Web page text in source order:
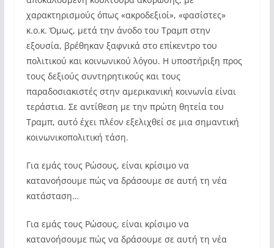
χαρακτηρισμούς όπως «ακροδεξιοί», «φασίστες»
κ.ο.κ. Όμως, μετά την άνοδο του Τραμπ στην
εξουσία, βρέθηκαν ξαφνικά στο επίκεντρο του
πολιτικού και κοινωνικού λόγου. Η υποστήριξη προς
τους δεξιούς συντηρητικούς και τους
παραδοσιακιστές στην αμερικανική κοινωνία είναι
τεράστια. Σε αντίθεση με την πρώτη θητεία του
Τραμπ, αυτό έχει πλέον εξελιχθεί σε μια σημαντική
κοινωνικοπολιτική τάση.
Για εμάς τους Ρώσους, είναι κρίσιμο να
κατανοήσουμε πώς να δράσουμε σε αυτή τη νέα
κατάσταση…
Για εμάς τους Ρώσους, είναι κρίσιμο να
κατανοήσουμε πώς να δράσουμε σε αυτή τη νέα